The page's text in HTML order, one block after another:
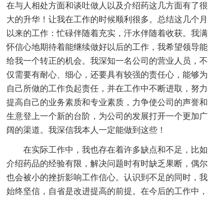
在与人相处方面和谈吐做人以及介绍药这几方面有了很
大的升华！让我在工作的时候顺利很多。总结这几个月
以来的工作：忙碌伴随着充实，汗水伴随着收获。我满
怀信心地期待着能继续做好以后的工作，我希望领导能
给我一个转正的机会。我深知一名公司的营业人员，不
仅需要有耐心、细心，还要具有较强的责任心，能够为
自己所做的工作负起责任，并在工作中不断进取，努力
提高自己的业务素质和专业素质，力争使公司的声誉和
生意登上一个新的台阶，为公司的发展打开一个更加广
阔的渠道。我深信我本人一定能做到这些！
在实际工作中，我也存在着许多缺点和不足，比如
介绍药品的经验有限，解决问题时有时缺乏果断，偶尔
也会被小的挫折影响工作信心。认识到不足的同时，我
始终坚信，自省是改进提高的前提。在今后的工作中，